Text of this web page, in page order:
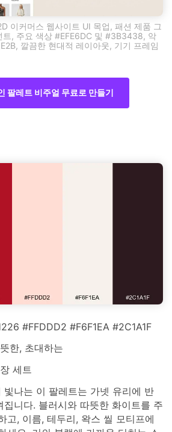
이커머스 웹사이트 UI 목업, 패션 제품 그
트, 주요 색상 #EFE6DC 및 #3B3438, 악
깔끔한 현대적 레이아웃, 기기 프레임
팔레트 비주얼 무료로 만들기
#FFDDD2 #F6F1EA #2C1A1F
한, 초대하는
세트
빛나는 이 팔레트는 가넷 유리에 반
니다. 블러시와 따뜻한 화이트를 주
고, 이름, 테두리, 왁스 씰 모티프에